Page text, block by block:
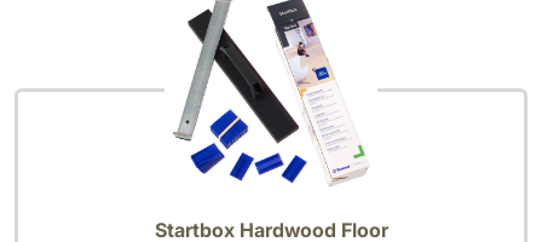
Startbox Hardwood Floor